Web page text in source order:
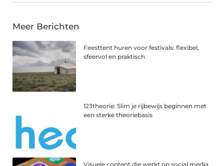
Meer Berichten
Feesttent huren voor festivals: flexibel,
sfeervol en praktisch
123theorie: Slim je rijbewijs beginnen met
een sterke theoriebasis
Visuele content die werkt op social media